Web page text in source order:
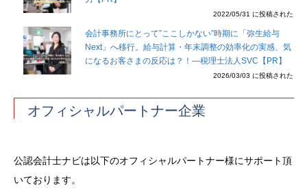
2022/05/31 に投稿された
会計事務所にとって”ここしかない”時期に「弥生給与
Next」へ移行。給与計算・年末調整の効率化の実感、気
になるお客さまの反応は？！―税理士法人SVC【PR】
2026/03/03 に投稿された
オフィシャルパートナー企業
公認会計士ナビは以下のオフィシャルパートナー様にサポート頂
いております。